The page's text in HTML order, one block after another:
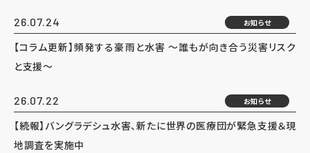
26.07.24 お知らせ
【コラム更新】頻発する豪雨と水害 ～誰もが向き合う災害リスク
と支援～
26.07.22 お知らせ
【続報】バングラデシュ水害、新たに世界の医療団が緊急支援＆現
地調査を実施中